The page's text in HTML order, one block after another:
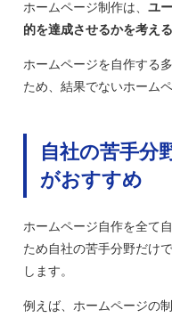
ホームページ制作は、ユ
的を達成させるかを考え
ホームページを自作する
ため、結果でないホーム
自社の苦手分
がおすすめ
ホームページ自作を全て
ため自社の苦手分野だけ
します。
例えば、ホームページの